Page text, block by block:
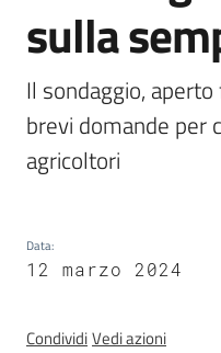
Newsletter
caccia e
sulla
Il sondaggio,
brevi domande per
agricoltori
Data:
12 marzo 2024
CondividiVedi azioni